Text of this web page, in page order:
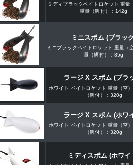
ミディブラックベイトロケット 重量
重量（餌付）：142g
ミニスポム (ブラッ
ミニブラックベイトロケット 重量（
量（餌付）：85g
ラージ X スポム (ブラ
ホワイト ベイトロケット 重量（空
（餌付）：320g
ラージ X スポム (ホワ
ホワイト ベイトロケット 重量（空
（餌付）：320g
ミディスポム (ホワイ